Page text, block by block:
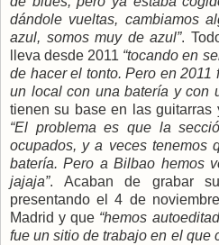
dándole vueltas, cambiamos
azul, somos muy de azul”.
lleva desde 2011 “tocando en
de hacer el tonto. Pero en
un local con una batería y con
tienen su base en las guitarras
“El problema es que la
ocupados, y a veces tenemos
batería. Pero a Bilbao hemos
jajaja”. Acaban de grabar
presentando el 4 de
Madrid y que “hemos
fue un sitio de trabajo en el que